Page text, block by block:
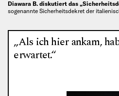
Diawara B. diskutiert das
sogenannte Sicherheitsdekret der
„Als ich hier ankam,
erwartet.“